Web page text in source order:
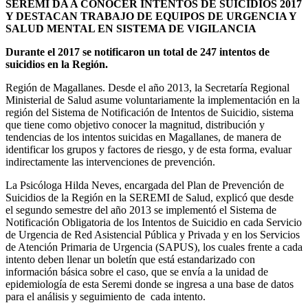
SEREMI DA A CONOCER INTENTOS DE SUICIDIOS 2017
Y DESTACAN TRABAJO DE EQUIPOS DE URGENCIA Y
SALUD MENTAL EN SISTEMA DE VIGILANCIA
Durante el 2017 se notificaron un total de 247 intentos de
suicidios en la Región.
Región de Magallanes. Desde el año 2013, la Secretaría Regional
Ministerial de Salud asume voluntariamente la implementación en la
región del Sistema de Notificación de Intentos de Suicidio, sistema
que tiene como objetivo conocer la magnitud, distribución y
tendencias de los intentos suicidas en Magallanes, de manera de
identificar los grupos y factores de riesgo, y de esta forma, evaluar
indirectamente las intervenciones de prevención.
La Psicóloga Hilda Neves, encargada del Plan de Prevención de
Suicidios de la Región en la SEREMI de Salud, explicó que desde
el segundo semestre del año 2013 se implementó el Sistema de
Notificación Obligatoria de los Intentos de Suicidio en cada Servicio
de Urgencia de Red Asistencial Pública y Privada y en los Servicios
de Atención Primaria de Urgencia (SAPUS), los cuales frente a cada
intento deben llenar un boletín que está estandarizado con
información básica sobre el caso, que se envía a la unidad de
epidemiología de esta Seremi donde se ingresa a una base de datos
para el análisis y seguimiento de cada intento.